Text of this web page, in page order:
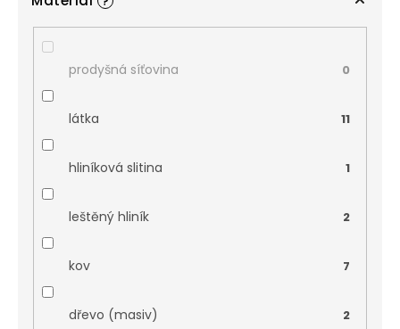
prodyšná síťovina 0
látka 11
hliníková slitina 1
leštěný hliník 2
kov 7
dřevo (masiv) 2